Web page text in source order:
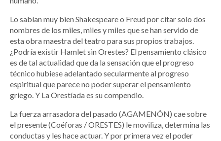
Lo sabían muy bien Shakespeare o Freud por citar solo dos
nombres de los miles, miles y miles que se han servido de
esta obra maestra del teatro para sus propios trabajos.
¿Podría existir Hamlet sin Orestes? El pensamiento clásico
es de tal actualidad que da la sensación que el progreso
técnico hubiese adelantado secularmente al progreso
espiritual que parece no poder superar el pensamiento
griego. Y La Orestíada es su compendio.
La fuerza arrasadora del pasado (AGAMENÓN) cae sobre
el presente (Coéforas / ORESTES) le moviliza, determina las
conductas y les hace actuar. Y por primera vez el poder